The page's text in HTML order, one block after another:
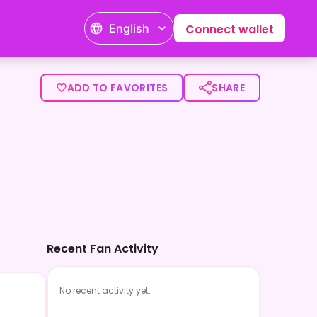
English Connect wallet
ADD TO FAVORITES SHARE
Recent Fan Activity
No recent activity yet.